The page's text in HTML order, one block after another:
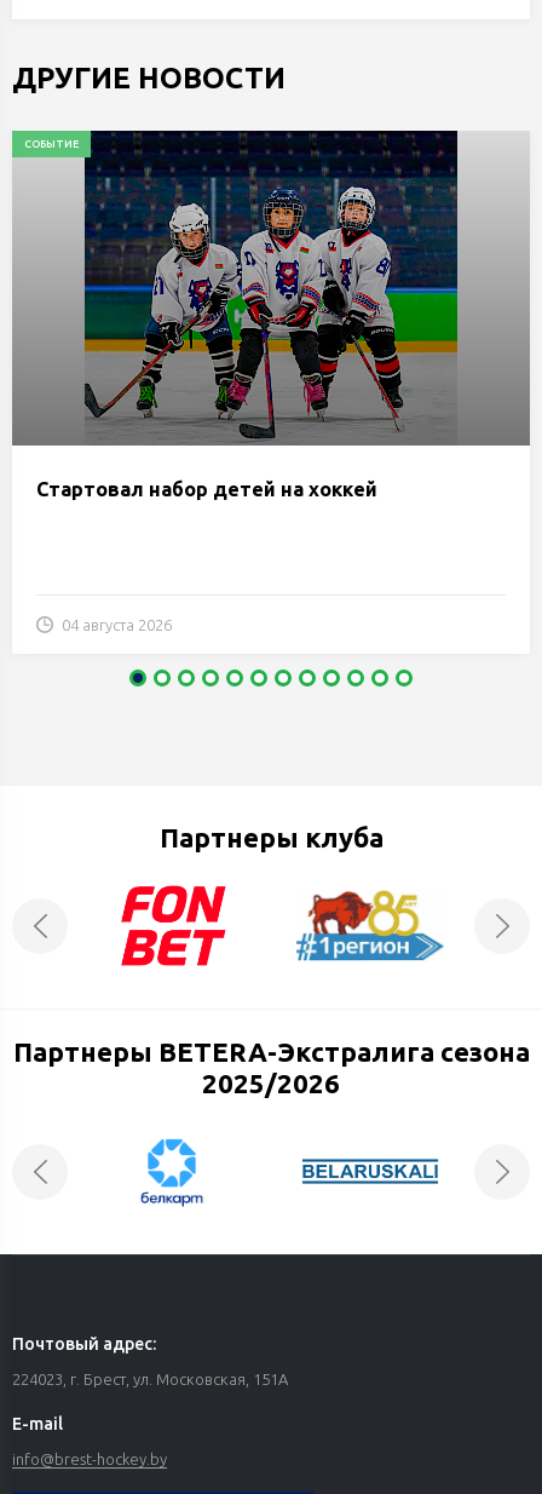
ДРУГИЕ НОВОСТИ
СОБЫТИЕ
Стартовал набор детей на хоккей
04 августа 2026
Партнеры клуба
Партнеры BETERA-Экстралига сезона
2025/2026
Почтовый адрес:
224023, г. Брест, ул. Московская, 151А
E-mail
info@brest-hockey.by